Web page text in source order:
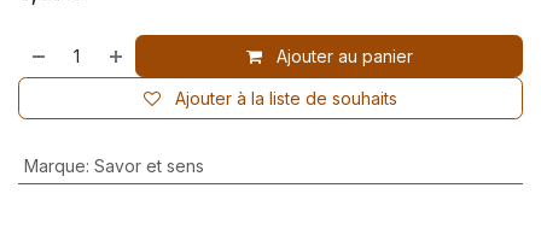
Ajouter au panier
Ajouter à la liste de souhaits
Marque: Savor et sens